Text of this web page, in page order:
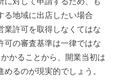
る地域に出店したい場合
業許可を取得しなくてはな
可の審査基準は一律ではな
かることから、開業当初は
るのが現実的でしょう。